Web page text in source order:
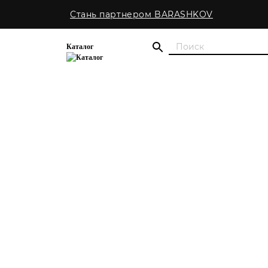
Стань партнером BARASHKOV
Каталог